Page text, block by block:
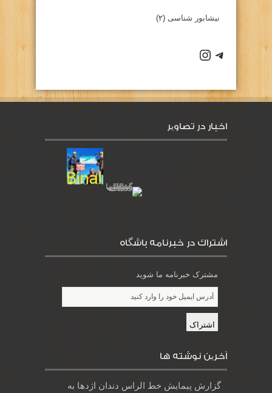
نیشابور شناسی (۲)
كانال تلگرام باشگاه
صفحه اينستاگرام باشگاه
اخبار در تصاویر
اشتراك در خبرنامه باشگاه
مشترک خبرنامه ما شوید
آخرین نوشته ها
گزارش پیمایش خط الراس دندان اژدها به